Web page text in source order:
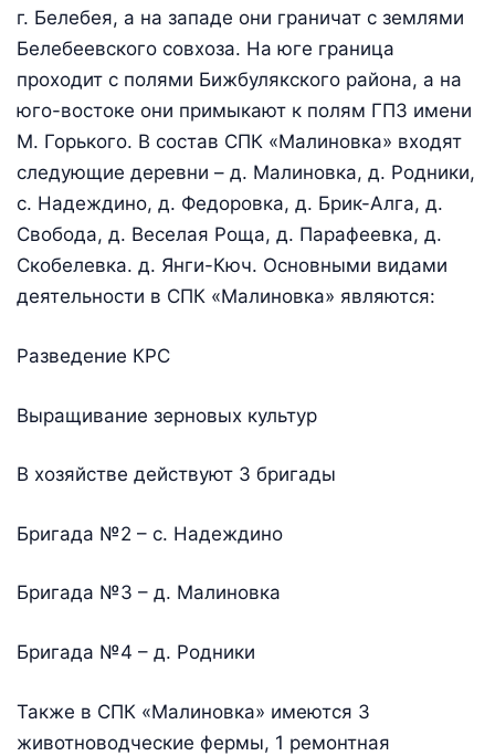
г. Белебея, а на западе они граничат с землями
Белебеевского совхоза. На юге граница
проходит с полями Бижбулякского района, а на
юго-востоке они примыкают к полям ГПЗ имени
М. Горького. В состав СПК «Малиновка» входят
следующие деревни – д. Малиновка, д. Родники,
с. Надеждино, д. Федоровка, д. Брик-Алга, д.
Свобода, д. Веселая Роща, д. Парафеевка, д.
Скобелевка. д. Янги-Кюч. Основными видами
деятельности в СПК «Малиновка» являются:
Разведение КРС
Выращивание зерновых культур
В хозяйстве действуют 3 бригады
Бригада №2 – с. Надеждино
Бригада №3 – д. Малиновка
Бригада №4 – д. Родники
Также в СПК «Малиновка» имеются 3
животноводческие фермы, 1 ремонтная